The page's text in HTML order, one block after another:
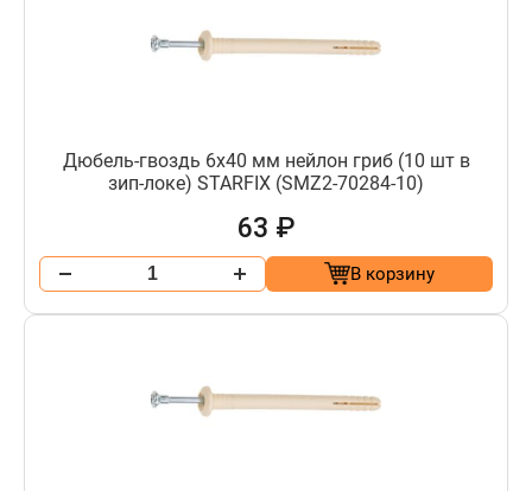
Дюбель-гвоздь 6х40 мм нейлон гриб (10 шт в
зип-локе) STARFIX (SMZ2-70284-10)
63 ₽
В корзину